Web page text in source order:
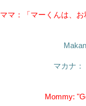
ママ：「マーくんは、
マカナ：
Mommy: